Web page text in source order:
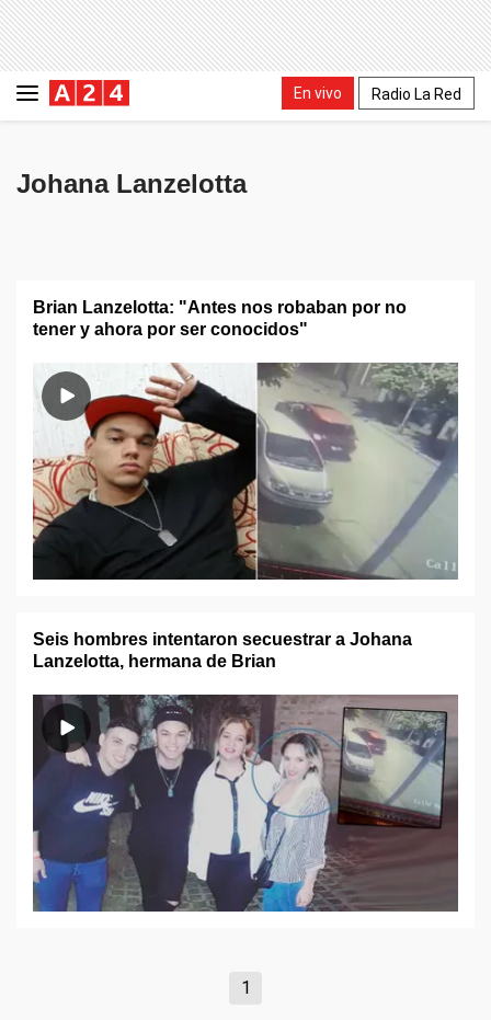
En vivo Radio La Red
Johana Lanzelotta
Brian Lanzelotta: "Antes nos robaban por no
tener y ahora por ser conocidos"
Seis hombres intentaron secuestrar a Johana
Lanzelotta, hermana de Brian
1